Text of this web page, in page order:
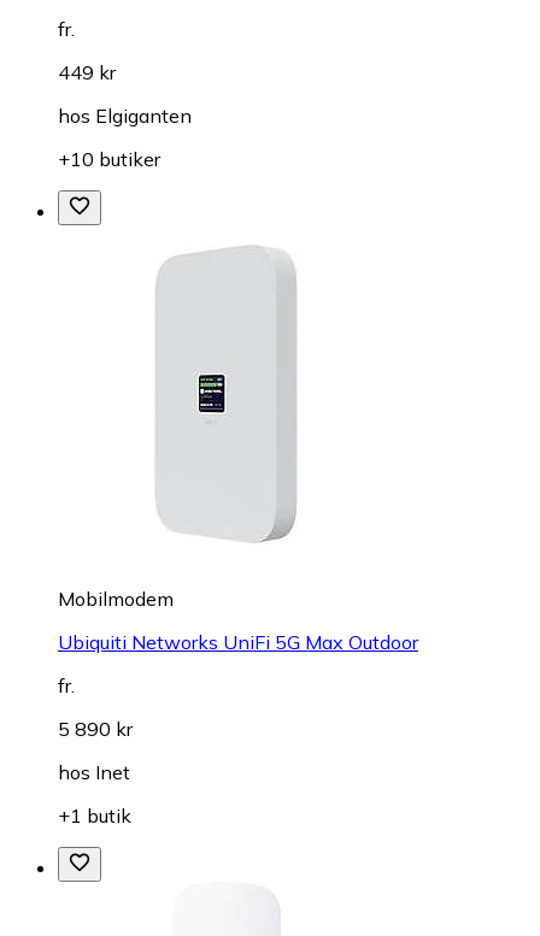
fr.
449 kr
hos Elgiganten
+10 butiker
Mobilmodem
Ubiquiti Networks UniFi 5G Max Outdoor
fr.
5 890 kr
hos Inet
+1 butik